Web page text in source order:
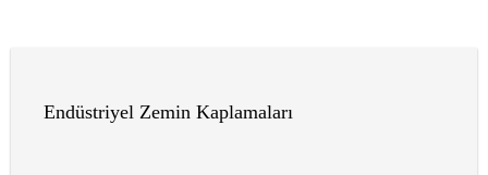
Endüstriyel Zemin Kaplamaları